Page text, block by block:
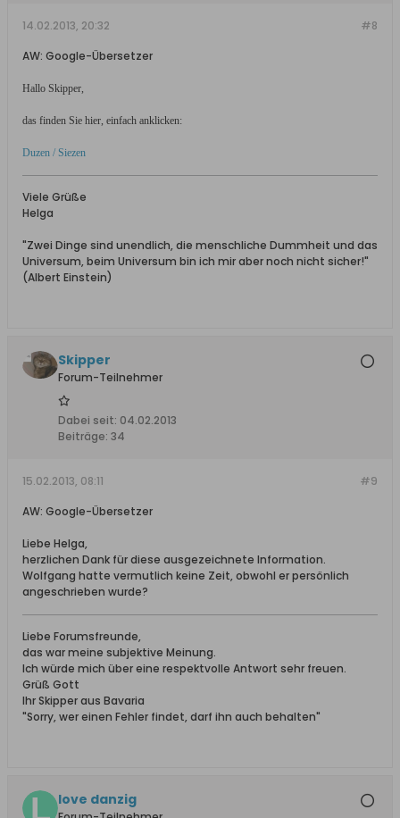
#8
14.02.2013, 20:32
AW: Google-Übersetzer
Hallo Skipper,
das finden Sie hier, einfach anklicken:
Duzen / Siezen
Viele Grüße
Helga
"Zwei Dinge sind unendlich, die menschliche Dummheit und das
Universum, beim Universum bin ich mir aber noch nicht sicher!"
(Albert Einstein)
Skipper
Forum-Teilnehmer
Dabei seit: 04.02.2013
Beiträge: 34
#9
15.02.2013, 08:11
AW: Google-Übersetzer
Liebe Helga,
herzlichen Dank für diese ausgezeichnete Information.
Wolfgang hatte vermutlich keine Zeit, obwohl er persönlich
angeschrieben wurde?
Liebe Forumsfreunde,
das war meine subjektive Meinung.
Ich würde mich über eine respektvolle Antwort sehr freuen.
Grüß Gott
Ihr Skipper aus Bavaria
"Sorry, wer einen Fehler findet, darf ihn auch behalten"
love danzig